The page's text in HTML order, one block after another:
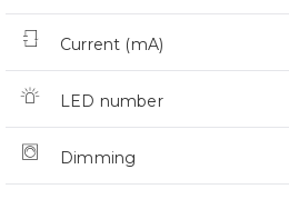
Current (mA)
LED number
Dimming